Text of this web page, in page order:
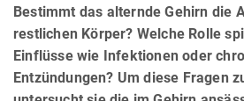
Bestimmt das alternde Gehirn die
restlichen Körper? Welche Rolle
Einflüsse wie Infektionen oder
Entzündungen? Um diese Fragen